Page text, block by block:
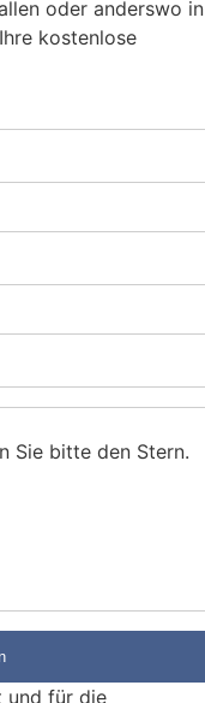
oder anderswo in
kostenlose
Sie bitte den Stern.
und für die